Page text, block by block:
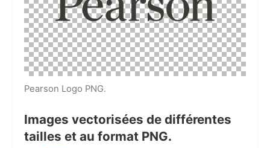
Pearson Logo PNG.
Images vectorisées de différentes
tailles et au format PNG.